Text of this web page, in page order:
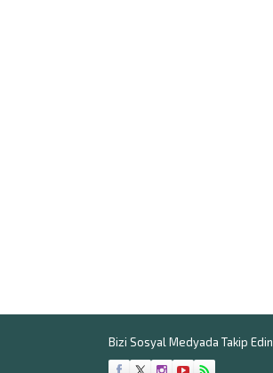
Bizi Sosyal Medyada Takip Edin